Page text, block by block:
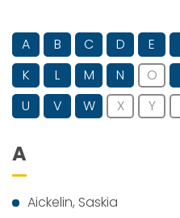
A B C D E
K
L M N O
U
V W X Y
A
Aickelin, Saskia